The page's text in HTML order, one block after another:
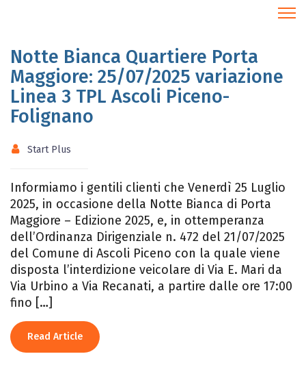
Notte Bianca Quartiere Porta
Maggiore: 25/07/2025 variazione
Linea 3 TPL Ascoli Piceno-
Folignano
Start Plus
Informiamo i gentili clienti che Venerdì 25 Luglio
2025, in occasione della Notte Bianca di Porta
Maggiore – Edizione 2025, e, in ottemperanza
dell’Ordinanza Dirigenziale n. 472 del 21/07/2025
del Comune di Ascoli Piceno con la quale viene
disposta l’interdizione veicolare di Via E. Mari da
Via Urbino a Via Recanati, a partire dalle ore 17:00
fino […]
Read Article